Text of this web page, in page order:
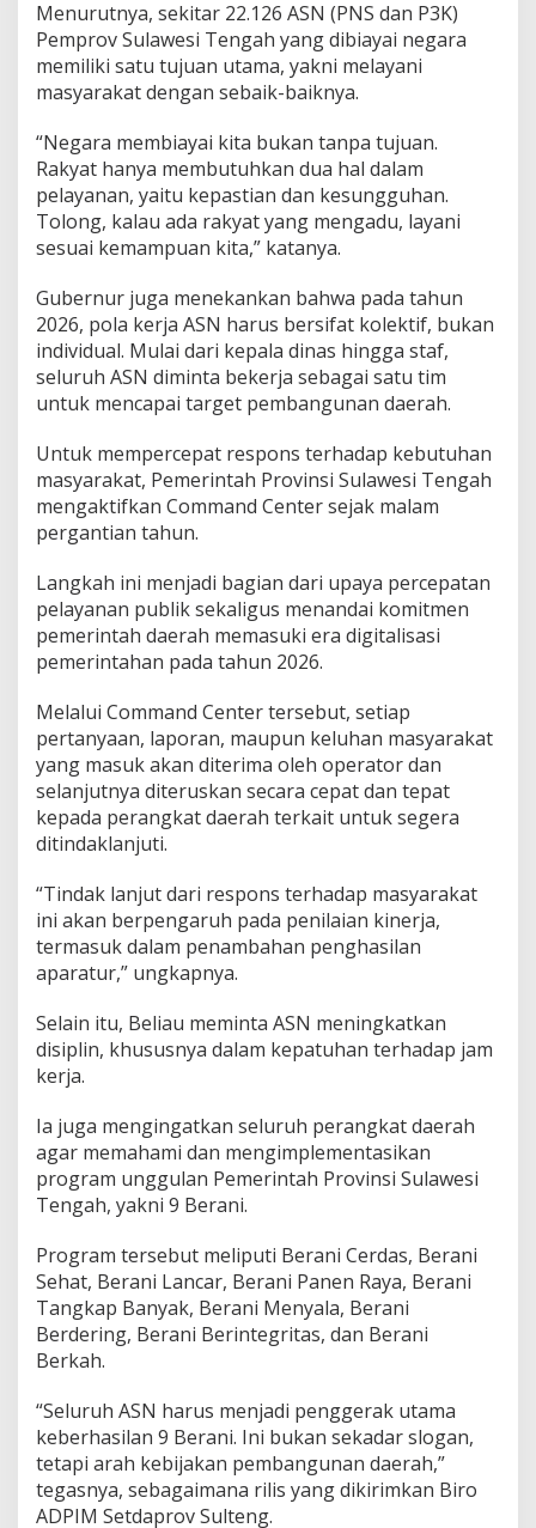
Menurutnya, sekitar 22.126 ASN (PNS dan P3K)
Pemprov Sulawesi Tengah yang dibiayai negara
memiliki satu tujuan utama, yakni melayani
masyarakat dengan sebaik-baiknya.
“Negara membiayai kita bukan tanpa tujuan.
Rakyat hanya membutuhkan dua hal dalam
pelayanan, yaitu kepastian dan kesungguhan.
Tolong, kalau ada rakyat yang mengadu, layani
sesuai kemampuan kita,” katanya.
Gubernur juga menekankan bahwa pada tahun
2026, pola kerja ASN harus bersifat kolektif, bukan
individual. Mulai dari kepala dinas hingga staf,
seluruh ASN diminta bekerja sebagai satu tim
untuk mencapai target pembangunan daerah.
Untuk mempercepat respons terhadap kebutuhan
masyarakat, Pemerintah Provinsi Sulawesi Tengah
mengaktifkan Command Center sejak malam
pergantian tahun.
Langkah ini menjadi bagian dari upaya percepatan
pelayanan publik sekaligus menandai komitmen
pemerintah daerah memasuki era digitalisasi
pemerintahan pada tahun 2026.
Melalui Command Center tersebut, setiap
pertanyaan, laporan, maupun keluhan masyarakat
yang masuk akan diterima oleh operator dan
selanjutnya diteruskan secara cepat dan tepat
kepada perangkat daerah terkait untuk segera
ditindaklanjuti.
“Tindak lanjut dari respons terhadap masyarakat
ini akan berpengaruh pada penilaian kinerja,
termasuk dalam penambahan penghasilan
aparatur,” ungkapnya.
Selain itu, Beliau meminta ASN meningkatkan
disiplin, khususnya dalam kepatuhan terhadap jam
kerja.
Ia juga mengingatkan seluruh perangkat daerah
agar memahami dan mengimplementasikan
program unggulan Pemerintah Provinsi Sulawesi
Tengah, yakni 9 Berani.
Program tersebut meliputi Berani Cerdas, Berani
Sehat, Berani Lancar, Berani Panen Raya, Berani
Tangkap Banyak, Berani Menyala, Berani
Berdering, Berani Berintegritas, dan Berani
Berkah.
“Seluruh ASN harus menjadi penggerak utama
keberhasilan 9 Berani. Ini bukan sekadar slogan,
tetapi arah kebijakan pembangunan daerah,”
tegasnya, sebagaimana rilis yang dikirimkan Biro
ADPIM Setdaprov Sulteng.